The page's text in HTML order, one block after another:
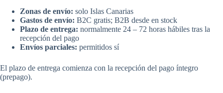
Zonas de envío: solo Islas Canarias
Gastos de envío: B2C gratis; B2B desde en stock
Plazo de entrega: normalmente 24 – 72 horas hábiles tras la
recepción del pago
Envíos parciales: permitidos sí
El plazo de entrega comienza con la recepción del pago íntegro
(prepago).